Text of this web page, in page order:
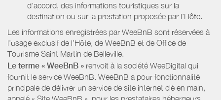
d'accord, des informations touristiques sur la
destination ou sur la prestation proposée par l'Hôte.
Les informations enregistrées par WeeBnB sont réservées à
l’usage exclusif de l’Hôte, de WeeBnB et de Office de
Tourisme Saint Martin de Belleville.
Le terme « WeeBnB » renvoit à la société WeeDigital qui
fournit le service WeeBnB. WeeBnB a pour fonctionnalité
principale de délivrer un service de site internet clé en main,